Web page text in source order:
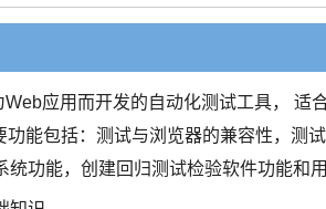
应用而开发的自动化测试工具， 适
能包括：测试与浏览器的兼容性，测
功能，创建回归测试检验软件功能和用